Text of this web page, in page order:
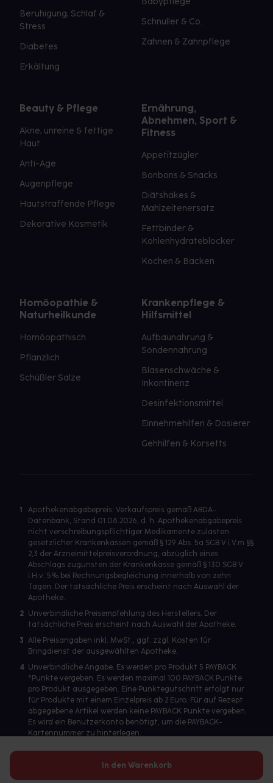
In den Warenkorb
Beruhigung, Schlaf &
Stress
Diabetes
Erkältung
Schnuller & Co.
Zahnen & Zahnpflege
Beauty & Pflege
Akne, unreine & fettige
Haut
Anti-Age
Augenpflege
Hautstraffende Pflege
Dekorative Kosmetik
Ernährung,
Abnehmen, Sport &
Fitness
Appetitzügler
Bonbons & Snacks
Diätshakes &
Mahlzeitenersatz
Fettbinder &
Kohlenhydrateblocker
Kochen & Backen
Homöopathie &
Naturheilkunde
Homöopathisch
Pflanzlich
Schüßler Salze
Krankenpflege &
Hilfsmittel
Aufbaunahrung &
Sondennahrung
Blasenschwäche &
Inkontinenz
Desinfektionsmittel
Einnehmehilfen & Dosierer
Gehhilfen & Korsetts
1
Apothekenabgabepreis: Verkaufspreis gemäß ABDA-
Datenbank, Stand 01.08.2026, d. h. Apothekenabgabepreis
nicht verschreibungspflichtiger Medikamente zulasten
gesetzlicher Krankenkassen gemäß § 129 Abs. 5a SGB V i.V.m §§
2,3 der Arzneimittelpreisverordnung, abzüglich eines
Abschlags zugunsten der Krankenkasse gemäß § 130 SGB V
i.H.v. 5% bei Rechnungsbegleichung innerhalb von zehn
Tagen. Der tatsächliche Preis erscheint nach Auswahl der
Apotheke.
2 Unverbindliche Preisempfehlung des Herstellers. Der
tatsächliche Preis erscheint nach Auswahl der Apotheke.
3 Alle Preisangaben inkl. MwSt., ggf. zzgl. Kosten für
Bringdienst der ausgewählten Apotheke.
4 Unverbindliche Angabe. Es werden pro Produkt 5 PAYBACK
°Punkte vergeben. Es werden maximal 100 PAYBACK Punkte
pro Produkt ausgegeben. Eine Punktegutschrift erfolgt nur
für Produkte mit einem Einzelpreis ab 2 Euro. Für auf Rezept
abgegebene Artikel werden keine PAYBACK Punkte vergeben.
Es wird ein Benutzerkonto benötigt, um die PAYBACK-
Kartennummer zu hinterlegen.
Betreiber des Portals und verantwortlich: gesund.de GmbH &